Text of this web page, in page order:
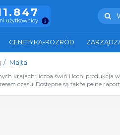
użytkownicy
GENETYKA-ROZRÓD
Malta
krajach: liczba świń i loch, produkcja
czasu. Dostępne są także pełne